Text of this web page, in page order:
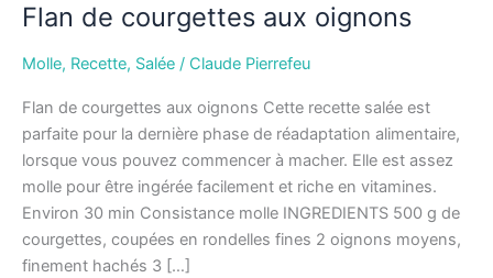
Flan de courgettes aux oignons
Molle, Recette, Salée / Claude Pierrefeu
Flan de courgettes aux oignons Cette recette salée est
parfaite pour la dernière phase de réadaptation alimentaire,
lorsque vous pouvez commencer à macher. Elle est assez
molle pour être ingérée facilement et riche en vitamines.
Environ 30 min Consistance molle INGREDIENTS 500 g de
courgettes, coupées en rondelles fines 2 oignons moyens,
finement hachés 3 […]